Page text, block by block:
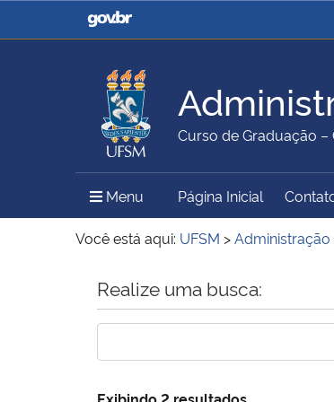
Casa Civil
Ministério da
Ministério da Agricultura,
Pecuária e Abastecimento
Ministério da
Ministério do Meio Ambiente Ministério do
Curso de Graduação –
Menu Menu Principal do Sítio
Página Inicial
Você está aqui: UFSM >Administração
Início do conteúdo
Realize uma busca:
Exibindo 2 resultados